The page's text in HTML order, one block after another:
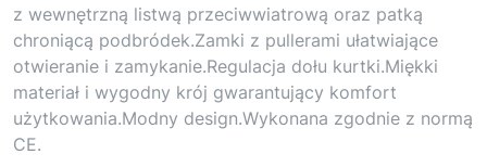
z wewnętrzną listwą przeciwwiatrową oraz patką
chroniącą podbródek.Zamki z pullerami ułatwiające
otwieranie i zamykanie.Regulacja dołu kurtki.Miękki
materiał i wygodny krój gwarantujący komfort
użytkowania.Modny design.Wykonana zgodnie z normą
CE.